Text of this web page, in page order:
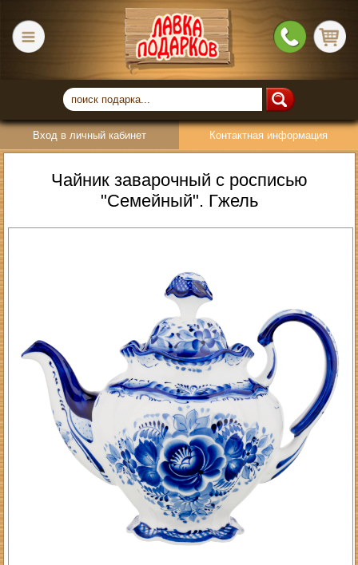
Вход в личный кабинет Контактная информация
Чайник заварочный с росписью
"Семейный". Гжель